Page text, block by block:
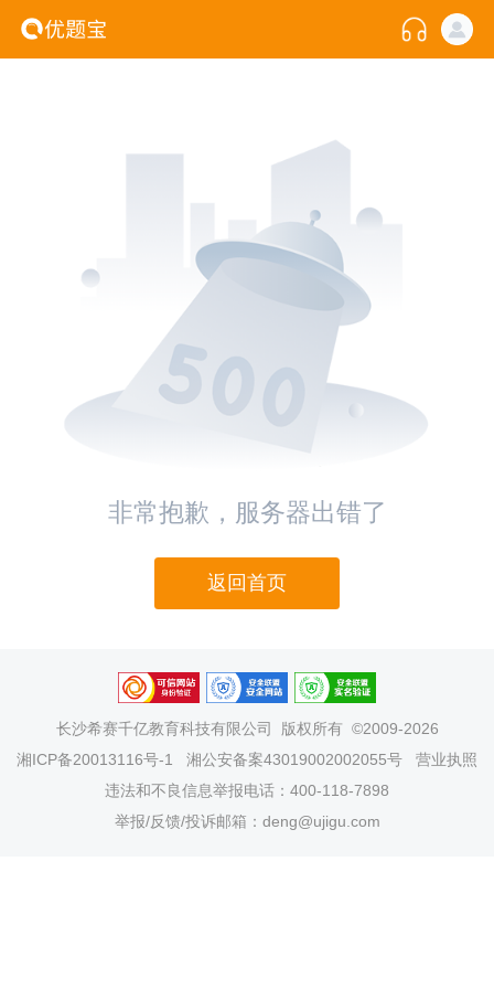
非常抱歉，服务器出错了
返回首页
长沙希赛千亿教育科技有限公司
版权所有 ©2009-2026
湘ICP备20013116号-1
湘公安备案43019002002055号
营业执照
违法和不良信息举报电话：400-118-7898
举报/反馈/投诉邮箱：deng@ujigu.com